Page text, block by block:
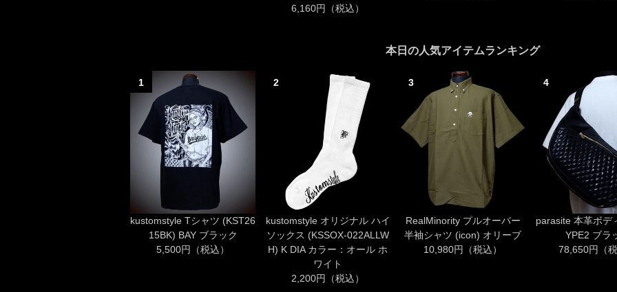
6,160円（税込）
本日の人気アイテムランキング
1
kustomstyle Tシャツ (KST26
15BK) BAY ブラック
5,500円（税込）
2
kustomstyle オリジナル ハイ
ソックス (KSSOX-022ALLW
H) K DIA カラー：オール ホ
ワイト
2,200円（税込）
3
RealMinority プルオーバー
半袖シャツ (icon) オリーブ
10,980円（税込）
4
parasite 本革ボデ
YPE2 ブラ
78,650円（